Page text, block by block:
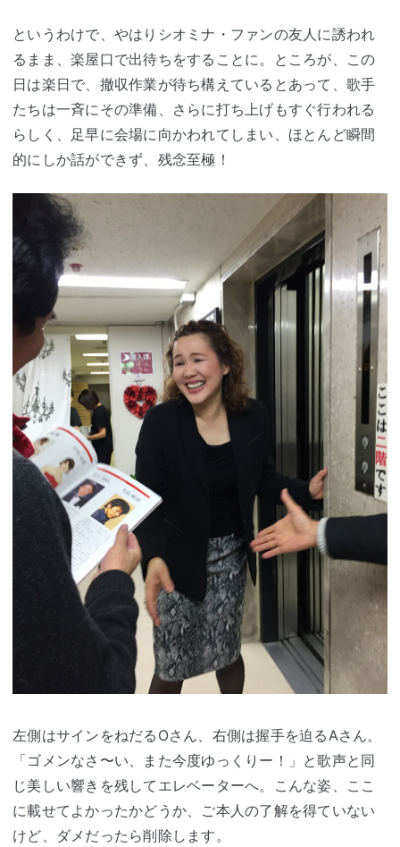
というわけで、やはりシオミナ・ファンの友人に誘われ
るまま、楽屋口で出待ちをすることに。ところが、この
日は楽日で、撤収作業が待ち構えているとあって、歌手
たちは一斉にその準備、さらに打ち上げもすぐ行われる
らしく、足早に会場に向かわれてしまい、ほとんど瞬間
的にしか話ができず、残念至極！
左側はサインをねだるOさん、右側は握手を迫るAさん。
「ゴメンなさ〜い、また今度ゆっくりー！」と歌声と同
じ美しい響きを残してエレベーターへ。こんな姿、ここ
に載せてよかったかどうか、ご本人の了解を得ていない
けど、ダメだったら削除します。